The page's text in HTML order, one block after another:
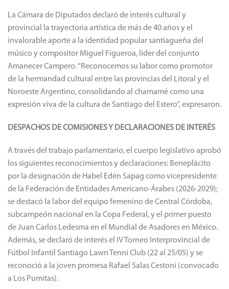
La Cámara de Diputados declaró de interés cultural y
provincial la trayectoria artística de más de 40 años y el
invalorable aporte a la identidad popular santiagueña del
músico y compositor Miguel Figueroa, líder del conjunto
Amanecer Campero. “Reconocemos su labor como promotor
de la hermandad cultural entre las provincias del Litoral y el
Noroeste Argentino, consolidando al chamamé como una
expresión viva de la cultura de Santiago del Estero”, expresaron.
DESPACHOS DE COMISIONES Y DECLARACIONES DE INTERÉS
A través del trabajo parlamentario, el cuerpo legislativo aprobó
los siguientes reconocimientos y declaraciones: Beneplácito
por la designación de Habel Edén Sapag como vicepresidente
de la Federación de Entidades Americano-Árabes (2026-2029);
se destacó la labor del equipo femenino de Central Córdoba,
subcampeón nacional en la Copa Federal, y el primer puesto
de Juan Carlos Ledesma en el Mundial de Asadores en México.
Además, se declaró de interés el IV Torneo Interprovincial de
Fútbol Infantil Santiago Lawn Tenni Club (22 al 25/05) y se
reconoció a la joven promesa Rafael Salas Cestoni (convocado
a Los Pumitas).